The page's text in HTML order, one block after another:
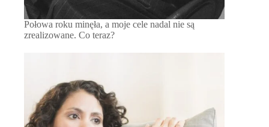
Połowa roku minęła, a moje cele nadal nie są
zrealizowane. Co teraz?